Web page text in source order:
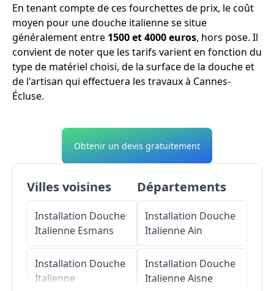
En tenant compte de ces fourchettes de prix, le coût
moyen pour une douche italienne se situe
généralement entre 1500 et 4000 euros, hors pose. Il
convient de noter que les tarifs varient en fonction du
type de matériel choisi, de la surface de la douche et
de l'artisan qui effectuera les travaux à Cannes-
Écluse.
Obtenir un devis gratuitement
Villes voisines
Installation Douche
Italienne Esmans
Installation Douche
Italienne
Départements
Installation Douche
ItalienneAin
Installation Douche
ItalienneAisne